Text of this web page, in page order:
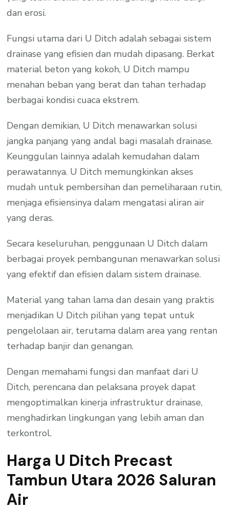
dan erosi.
Fungsi utama dari U Ditch adalah sebagai sistem
drainase yang efisien dan mudah dipasang. Berkat
material beton yang kokoh, U Ditch mampu
menahan beban yang berat dan tahan terhadap
berbagai kondisi cuaca ekstrem.
Dengan demikian, U Ditch menawarkan solusi
jangka panjang yang andal bagi masalah drainase.
Keunggulan lainnya adalah kemudahan dalam
perawatannya. U Ditch memungkinkan akses
mudah untuk pembersihan dan pemeliharaan rutin,
menjaga efisiensinya dalam mengatasi aliran air
yang deras.
Secara keseluruhan, penggunaan U Ditch dalam
berbagai proyek pembangunan menawarkan solusi
yang efektif dan efisien dalam sistem drainase.
Material yang tahan lama dan desain yang praktis
menjadikan U Ditch pilihan yang tepat untuk
pengelolaan air, terutama dalam area yang rentan
terhadap banjir dan genangan.
Dengan memahami fungsi dan manfaat dari U
Ditch, perencana dan pelaksana proyek dapat
mengoptimalkan kinerja infrastruktur drainase,
menghadirkan lingkungan yang lebih aman dan
terkontrol.
Harga U Ditch Precast
Tambun Utara 2026 Saluran
Air